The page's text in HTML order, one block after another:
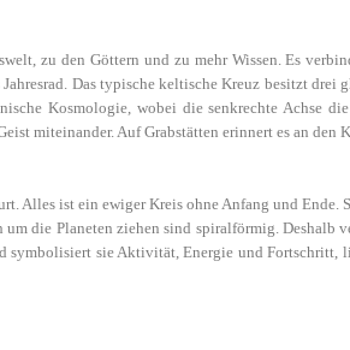
zu den Göttern und zu mehr Wissen. Es
Das typische keltische Kreuz besitzt drei
Kosmologie, wobei die senkrechte Achse
miteinander. Auf Grabstätten erinnert es an den
Alles ist ein ewiger Kreis ohne Anfang und Ende.
die Planeten ziehen sind spiralförmig.
symbolisiert sie Aktivität, Energie und